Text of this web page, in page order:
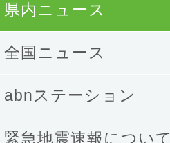
県内ニュース
全国ニュース
abnステーション
緊急地震速報について